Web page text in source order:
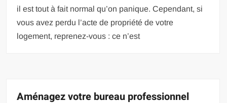
il est tout à fait normal qu’on panique. Cependant, si
vous avez perdu l’acte de propriété de votre
logement, reprenez-vous : ce n’est
Aménagez votre bureau professionnel